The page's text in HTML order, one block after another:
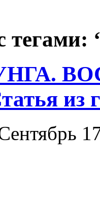
из